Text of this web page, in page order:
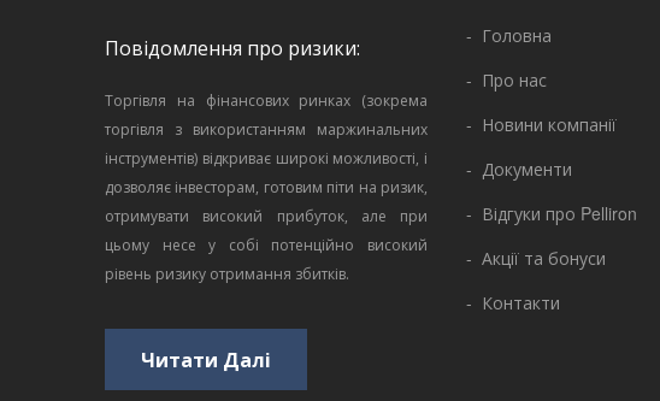
Повідомлення про ризики:
Торгівля на фінансових ринках (зокрема
торгівля з використанням маржинальних
інструментів) відкриває широкі можливості, і
дозволяє інвесторам, готовим піти на ризик,
отримувати високий прибуток, але при
цьому несе у собі потенційно високий
рівень ризику отримання збитків.
Читати Далі
- Головна
- Про нас
- Новини компанії
- Документи
- Відгуки про Pelliron
- Акції та бонуси
- Контакти